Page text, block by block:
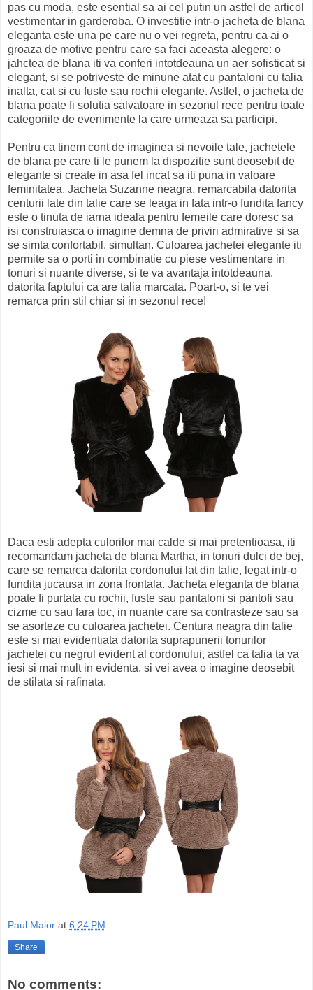
pas cu moda, este esential sa ai cel putin un astfel de articol
vestimentar in garderoba. O investitie intr-o jacheta de blana
eleganta este una pe care nu o vei regreta, pentru ca ai o
groaza de motive pentru care sa faci aceasta alegere: o
jahctea de blana iti va conferi intotdeauna un aer sofisticat si
elegant, si se potriveste de minune atat cu pantaloni cu talia
inalta, cat si cu fuste sau rochii elegante. Astfel, o jacheta de
blana poate fi solutia salvatoare in sezonul rece pentru toate
categoriile de evenimente la care urmeaza sa participi.
Pentru ca tinem cont de imaginea si nevoile tale, jachetele
de blana pe care ti le punem la dispozitie sunt deosebit de
elegante si create in asa fel incat sa iti puna in valoare
feminitatea. Jacheta Suzanne neagra, remarcabila datorita
centurii late din talie care se leaga in fata intr-o fundita fancy
este o tinuta de iarna ideala pentru femeile care doresc sa
isi construiasca o imagine demna de priviri admirative si sa
se simta confortabil, simultan. Culoarea jachetei elegante iti
permite sa o porti in combinatie cu piese vestimentare in
tonuri si nuante diverse, si te va avantaja intotdeauna,
datorita faptului ca are talia marcata. Poart-o, si te vei
remarca prin stil chiar si in sezonul rece!
Daca esti adepta culorilor mai calde si mai pretentioasa, iti
recomandam jacheta de blana Martha, in tonuri dulci de bej,
care se remarca datorita cordonului lat din talie, legat intr-o
fundita jucausa in zona frontala. Jacheta eleganta de blana
poate fi purtata cu rochii, fuste sau pantaloni si pantofi sau
cizme cu sau fara toc, in nuante care sa contrasteze sau sa
se asorteze cu culoarea jachetei. Centura neagra din talie
este si mai evidentiata datorita suprapunerii tonurilor
jachetei cu negrul evident al cordonului, astfel ca talia ta va
iesi si mai mult in evidenta, si vei avea o imagine deosebit
de stilata si rafinata.
Paul Maior at 6:24 PM
Share
No comments: